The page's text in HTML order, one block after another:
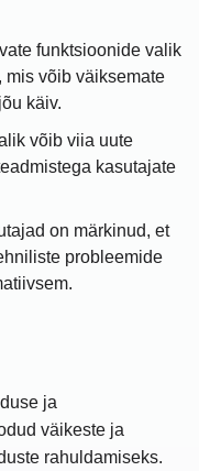
funktsioonide valik
võib väiksemate
käiv.
võib viia uute
kasutajate
on märkinud, et
probleemide
ja
väikeste ja
rahuldamiseks.